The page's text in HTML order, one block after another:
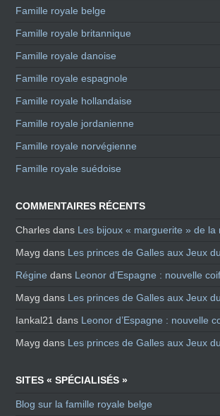
Famille royale belge
Famille royale britannique
Famille royale danoise
Famille royale espagnole
Famille royale hollandaise
Famille royale jordanienne
Famille royale norvégienne
Famille royale suédoise
COMMENTAIRES RÉCENTS
Charles dans Les bijoux « marguerite » de la
Mayg dans Les princes de Galles aux Jeux
Régine dans Leonor d’Espagne : nouvelle
Mayg dans Les princes de Galles aux Jeux
Iankal21 dans Leonor d’Espagne : nouvelle
Mayg dans Les princes de Galles aux Jeux
SITES « SPÉCIALISÉS »
Blog sur la famille royale belge